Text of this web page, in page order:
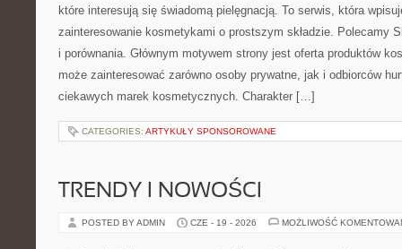
które interesują się świadomą pielęgnacją. To serwis, która
zainteresowanie kosmetykami o prostszym składzie. Polecamy
i porównania. Głównym motywem strony jest oferta produktów
może zainteresować zarówno osoby prywatne, jak i odbiorców
ciekawych marek kosmetycznych. Charakter […]
CATEGORIES: ARTYKUŁY SPONSOROWANE
TRENDY I NOWOŚCI
POSTED BY ADMIN CZE - 19 - 2026 MOŻLIWOŚĆ